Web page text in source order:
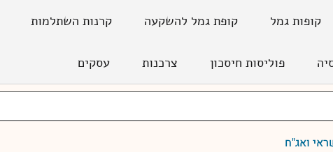
קופות גמל קופת גמל להשקעה קרנות השתלמות
פוליסות חיסכון צרכנות עסקים
ואג"ח